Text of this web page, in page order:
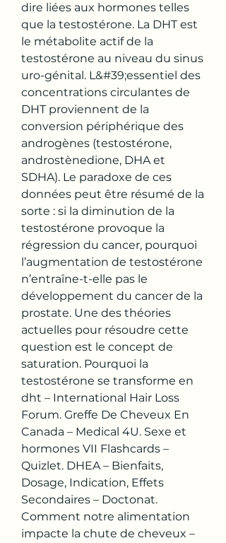
dire liées aux hormones telles
que la testostérone. La DHT est
le métabolite actif de la
testostérone au niveau du sinus
uro-génital. L&#39;essentiel des
concentrations circulantes de
DHT proviennent de la
conversion périphérique des
androgènes (testostérone,
androstènedione, DHA et
SDHA). Le paradoxe de ces
données peut être résumé de la
sorte : si la diminution de la
testostérone provoque la
régression du cancer, pourquoi
l’augmentation de testostérone
n’entraîne-t-elle pas le
développement du cancer de la
prostate. Une des théories
actuelles pour résoudre cette
question est le concept de
saturation. Pourquoi la
testostérone se transforme en
dht – International Hair Loss
Forum. Greffe De Cheveux En
Canada – Medical 4U. Sexe et
hormones VII Flashcards –
Quizlet. DHEA – Bienfaits,
Dosage, Indication, Effets
Secondaires – Doctonat.
Comment notre alimentation
impacte la chute de cheveux –